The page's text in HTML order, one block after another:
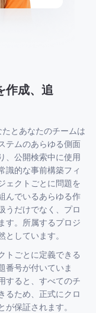
作成、追
とあなたのチームは
テムのあらゆる側面
、公開検索中に使用
識的な事前構築フィ
ェクトごとに問題を
んでいるあらゆる作
うだけでなく、プロ
す。所属するプロジ
しています。
トごとに定義できる
番号が付いていま
すると、すべてのチ
るため、正式にクロ
保証されます。